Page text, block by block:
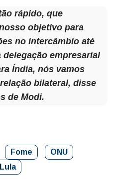
rápido, que
objetivo para
no intercâmbio até
delegação empresarial
Índia, nós vamos
bilateral, disse
de Modi.
Fome
ONU